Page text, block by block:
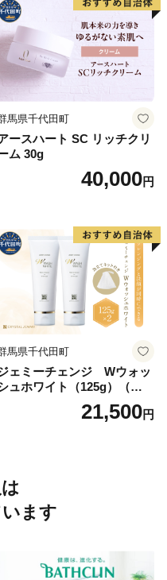
馬県千代田町
ースハート SC リッチクリ
ム 30g
40,000円
馬県千代田町
ェミーチェンジ Wウォッ
ュホワイト（125g）（泡立
てネット付）×2本 群馬県 千
21,500円
ます